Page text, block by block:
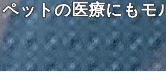
ペットの医療にもモ